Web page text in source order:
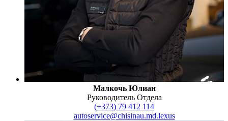
Малкочь Юлиан
Руководитель Отдела
(+373) 79 412 114
autoservice@chisinau.md.lexus